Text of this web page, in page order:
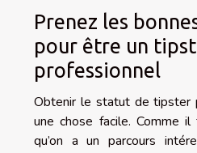
Prenez les
pour être un
professionnel
Obtenir le statut de tipster
une chose facile. Comme il
qu’on a un parcours